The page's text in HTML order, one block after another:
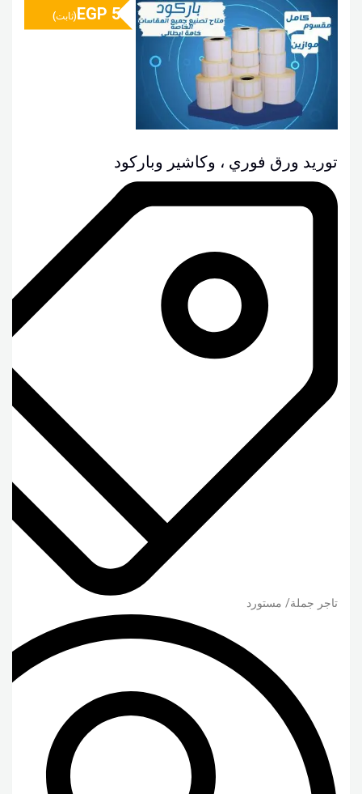
توريد ورق فوري ، وكاشير وباركود
تاجر جملة/ مستورد
EGP 5 (ثابت)